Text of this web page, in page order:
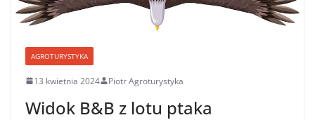
AGROTURYSTYKA
13 kwietnia 2024 Piotr Agroturystyka
Widok B&B z lotu ptaka